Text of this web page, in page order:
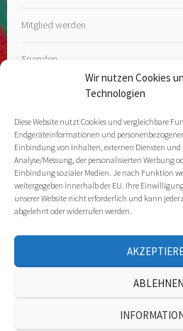
Wir nutzen Cookies
Technologien
Diese Website nutzt Cookies und vergleichbare
Endgeräteinformationen und
Einbindung von Inhalten, externen Diensten
Analyse/Messung, der personalisierten Werbung
Einbindung sozialer Medien. Je nach Funktion
weitergegeben innerhalb der EU. Ihre
unserer Website nicht erforderlich und kann
abgelehnt oder widerrufen werden.
ABLEHNEN
Mitglied werden
Spenden
Kontakt
Impressum
Datenschutz­erklärung